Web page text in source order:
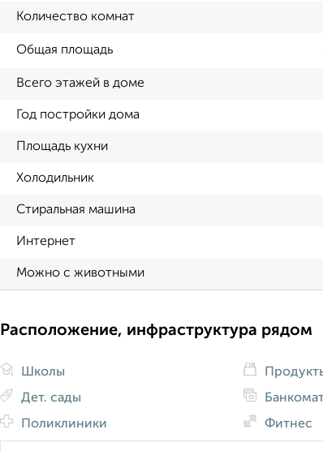
Количество комнат
Общая площадь
Всего этажей в доме
Год постройки дома
Площадь кухни
Холодильник
Стиральная машина
Интернет
Можно с животными
Расположение, инфраструктура рядом
Школы
Дет. сады
Поликлиники
Фитнес